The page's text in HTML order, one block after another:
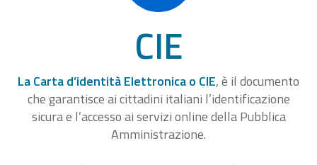
CIE
La Carta d’identità Elettronica o CIE, è il documento
che garantisce ai cittadini italiani l’identificazione
sicura e l’accesso ai servizi online della Pubblica
Amministrazione.